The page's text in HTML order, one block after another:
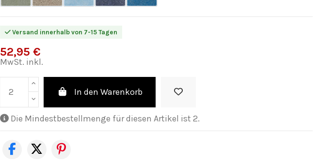
Versand innerhalb von 7-15 Tagen
52,95 €
MwSt. inkl.
In den Warenkorb
Die Mindestbestellmenge für diesen Artikel ist 2.